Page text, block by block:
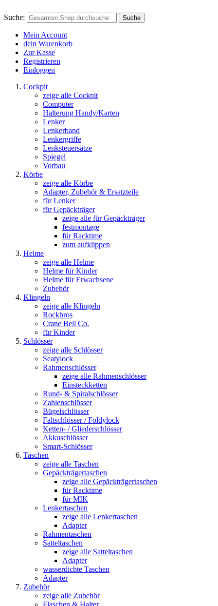
Suche: Suche
Mein Account
dein Warenkorb
Zur Kasse
Registrieren
Einloggen
Cockpit
zeige alle Cockpit
Computer
Halterung Handy/Karten
Lenker
Lenkerband
Lenkergriffe
Lenksteuersätze
Spiegel
Vorbau
Körbe
zeige alle Körbe
Adapter, Zubehör & Ersatzteile
für Lenker
für Gepäckträger
zeige alle für Gepäckträger
festmontage
für Racktime
zum aufklippen
Helme
zeige alle Helme
Helme für Kinder
Helme für Erwachsene
Zubehör
Klingeln
zeige alle Klingeln
Rockbros
Crane Bell Co.
für Kinder
Schlösser
zeige alle Schlösser
Seatylock
Rahmenschlösser
zeige alle Rahmenschlösser
Einsteckketten
Rund- & Spiralschlösser
Zahlenschlösser
Bügelschlösser
Faltschlösser / Foldylock
Ketten- / Gliederschlösser
Akkuschlösser
Smart-Schlösser
Taschen
zeige alle Taschen
Gepäckträgertaschen
zeige alle Gepäckträgertaschen
für Racktime
für MIK
Lenkertaschen
zeige alle Lenkertaschen
Adapter
Rahmentaschen
Satteltaschen
zeige alle Satteltaschen
Adapter
wasserdichte Taschen
Adapter
Zubehör
zeige alle Zubehör
Flaschen & Halter